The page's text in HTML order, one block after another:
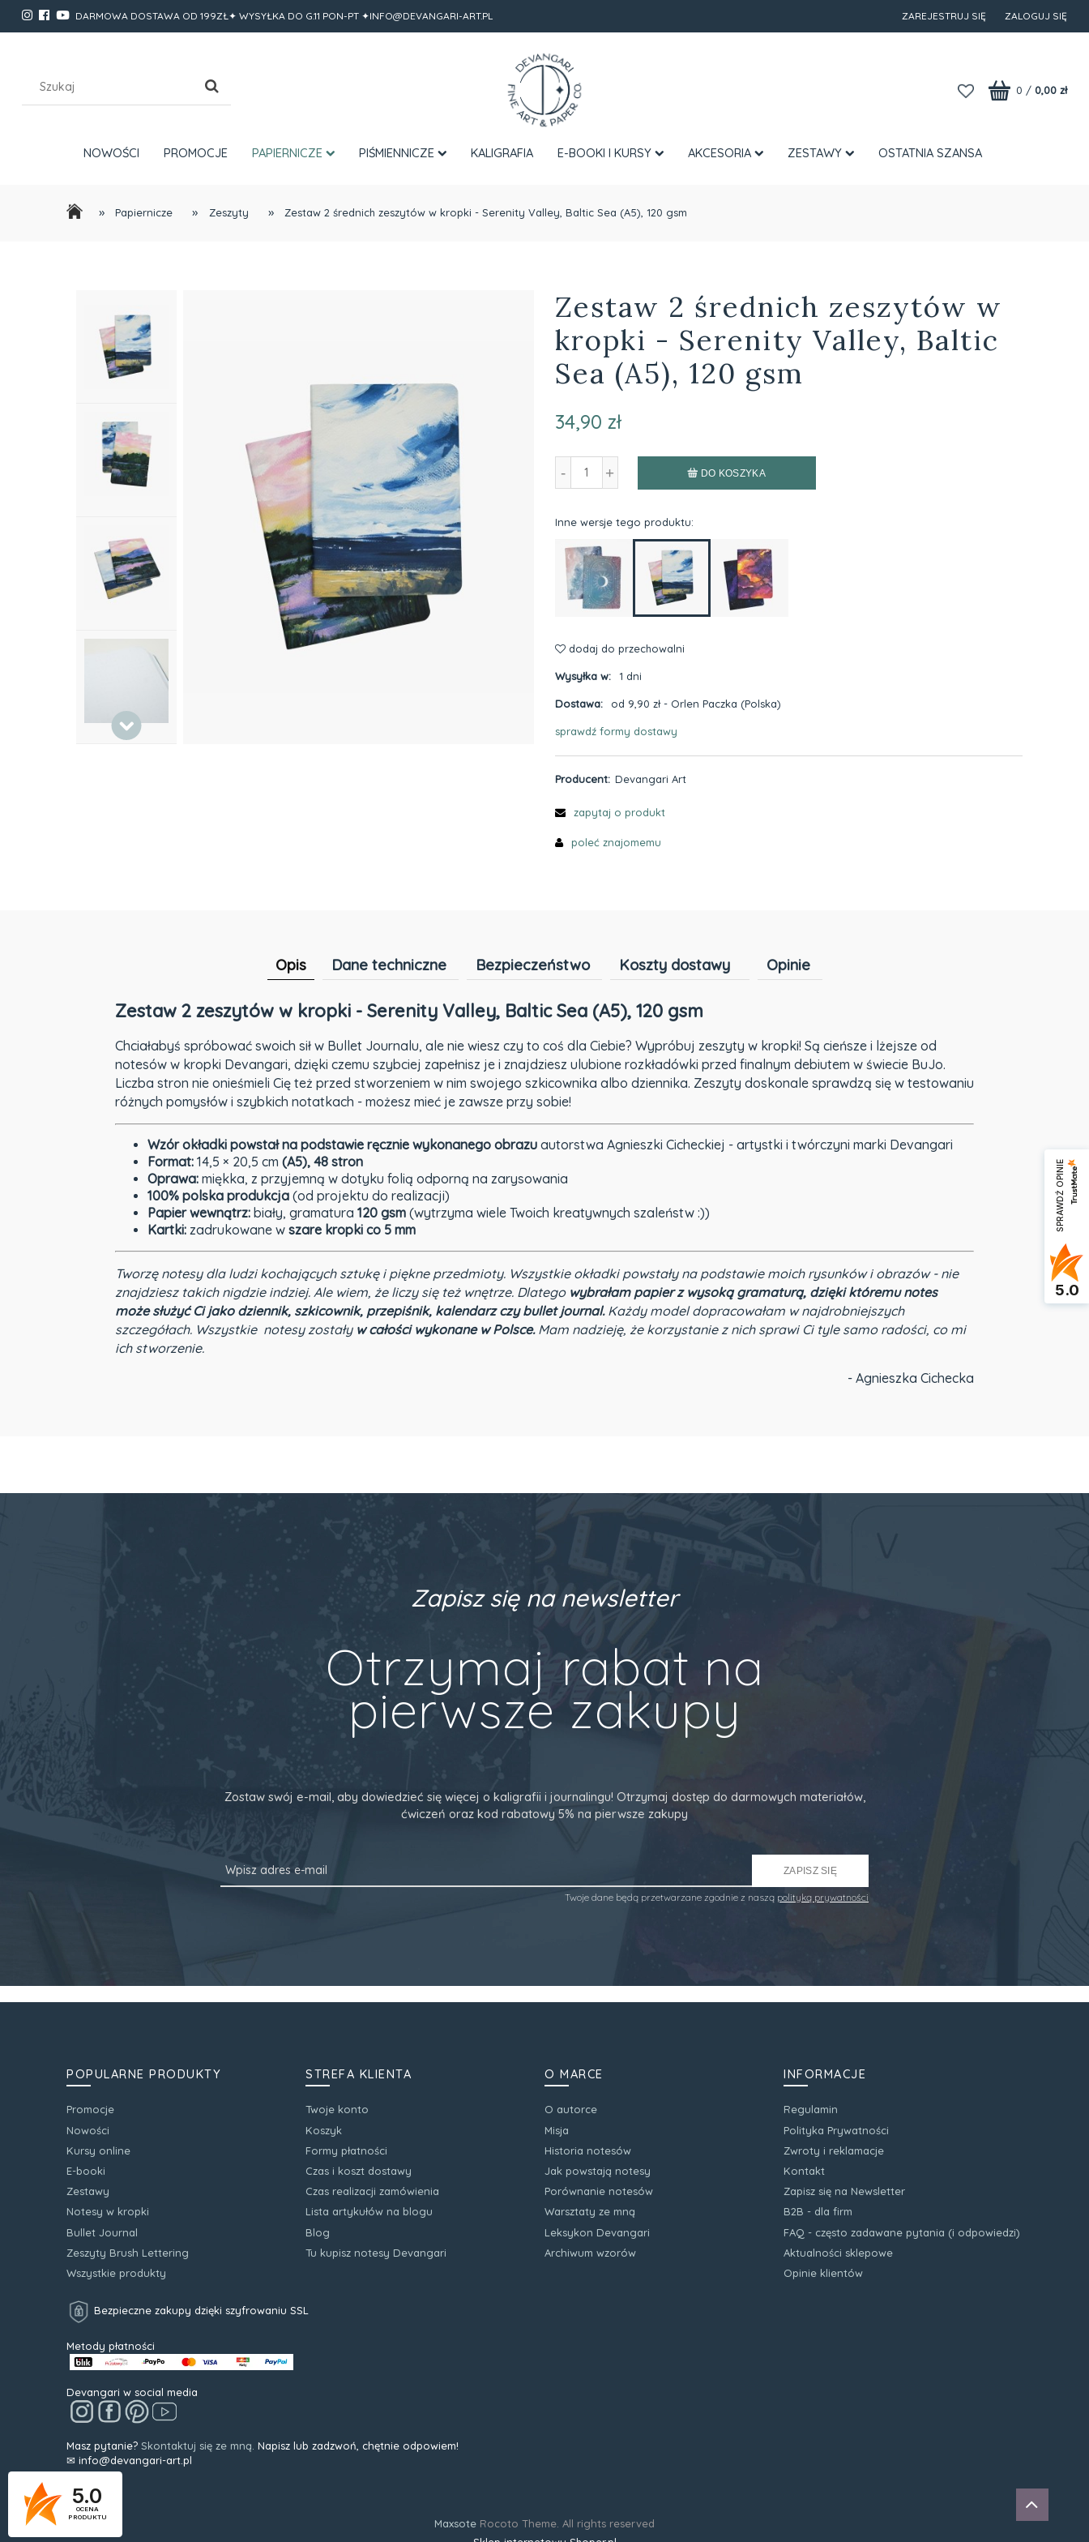
DARMOWA DOSTAWA OD 199ZŁ✦ WYSYŁKA DO G.11 PON-PT ✦INFO@DEVANGARI-ART.PL ZAREJESTRUJ SIĘ ZALOGUJ SIĘ
0 / 0,00 zł
NOWOŚCI PROMOCJE PAPIERNICZE PIŚMIENNICZE KALIGRAFIA E-BOOKI I KURSY AKCESORIA ZESTAWY OSTATNIA SZANSA
» Papiernicze » Zeszyty » Zestaw 2 średnich zeszytów w kropki - Serenity Valley, Baltic Sea (A5), 120 gsm
Zestaw 2 średnich zeszytów w
kropki - Serenity Valley, Baltic
Sea (A5), 120 gsm
34,90 zł
- + DO KOSZYKA
Inne wersje tego produktu:
dodaj do przechowalni
Wysyłka w: 1 dni
Dostawa: od 9,90 zł - Orlen Paczka (Polska)
Cena nie zawiera ewentualnych kosztów
sprawdź formy dostawy
Producent: Devangari Art
zapytaj o produkt
poleć znajomemu
Opis Dane techniczne Bezpieczeństwo Koszty dostawy Opinie
Zestaw 2 zeszytów w kropki - Serenity Valley, Baltic Sea (A5), 120 gsm
Chciałabyś spróbować swoich sił w Bullet Journalu, ale nie wiesz czy to coś dla Ciebie? Wypróbuj zeszyty w kropki! Są cieńsze i lżejsze od
notesów w kropki Devangari, dzięki czemu szybciej zapełnisz je i znajdziesz ulubione rozkładówki przed finalnym debiutem w świecie BuJo.
Liczba stron nie onieśmieli Cię też przed stworzeniem w nim swojego szkicownika albo dziennika. Zeszyty doskonale sprawdzą się w testowaniu
różnych pomysłów i szybkich notatkach - możesz mieć je zawsze przy sobie!
Wzór okładki powstał na podstawie ręcznie wykonanego obrazu autorstwa Agnieszki Cicheckiej - artystki i twórczyni marki Devangari
Format: 14,5 × 20,5 cm (A5), 48 stron
Oprawa: miękka, z przyjemną w dotyku folią odporną na zarysowania
100% polska produkcja (od projektu do realizacji)
Papier wewnątrz: biały, gramatura 120 gsm (wytrzyma wiele Twoich kreatywnych szaleństw :))
Kartki: zadrukowane w szare kropki co 5 mm
Tworzę notesy dla ludzi kochających sztukę i piękne przedmioty. Wszystkie okładki powstały na podstawie moich rysunków i obrazów - nie
znajdziesz takich nigdzie indziej. Ale wiem, że liczy się też wnętrze. Dlatego wybrałam papier z wysoką gramaturą, dzięki któremu notes
może służyć Ci jako dziennik, szkicownik, przepiśnik, kalendarz czy bullet journal. Każdy model dopracowałam w najdrobniejszych
szczegółach. Wszystkie notesy zostały w całości wykonane w Polsce.Mam nadzieję, że korzystanie z nich sprawi Ci tyle samo radości, co mi
ich stworzenie.
- Agnieszka Cichecka
Zapisz się na newsletter
Otrzymaj rabat na
pierwsze zakupy
Zostaw swój e-mail, aby dowiedzieć się więcej o kaligrafii i journalingu! Otrzymaj dostęp do darmowych materiałów,
ćwiczeń oraz kod rabatowy 5% na pierwsze zakupy
ZAPISZ SIĘ
Twoje dane będą przetwarzane zgodnie z naszą polityką prywatności
POPULARNE PRODUKTY
Promocje
Nowości
Kursy online
E-booki
Zestawy
Notesy w kropki
Bullet Journal
Zeszyty Brush Lettering
Wszystkie produkty
STREFA KLIENTA
Twoje konto
Koszyk
Formy płatności
Czas i koszt dostawy
Czas realizacji zamówienia
Lista artykułów na blogu
Blog
Tu kupisz notesy Devangari
O MARCE
O autorce
Misja
Historia notesów
Jak powstają notesy
Porównanie notesów
Warsztaty ze mną
Leksykon Devangari
Archiwum wzorów
INFORMACJE
Regulamin
Polityka Prywatności
Zwroty i reklamacje
Kontakt
Zapisz się na Newsletter
B2B - dla firm
FAQ - często zadawane pytania (i odpowiedzi)
Aktualności sklepowe
Opinie klientów
Bezpieczne zakupy dzięki szyfrowaniu SSL
Metody płatności
Devangari w social media
Masz pytanie? Skontaktuj się ze mną. Napisz lub zadzwoń, chętnie odpowiem!
✉ info@devangari-art.pl
Maxsote Rocoto Theme. All rights reserved
SPRAWDŹ OPINIE
5.0
5.0
OCENA
PRODUKTU